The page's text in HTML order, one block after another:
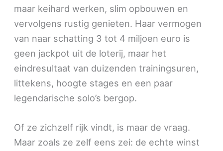
maar keihard werken, slim opbouwen en
vervolgens rustig genieten. Haar vermogen
van naar schatting 3 tot 4 miljoen euro is
geen jackpot uit de loterij, maar het
eindresultaat van duizenden trainingsuren,
littekens, hoogte stages en een paar
legendarische solo’s bergop.
Of ze zichzelf rijk vindt, is maar de vraag.
Maar zoals ze zelf eens zei: de echte winst